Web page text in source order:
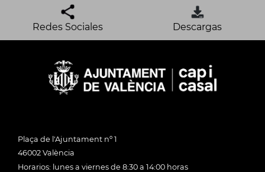
Redes Sociales Descargas
Plaça de l'Ajuntament nº 1
46002 València
Horarios: lunes a viernes de 8:30 a 14:00 horas